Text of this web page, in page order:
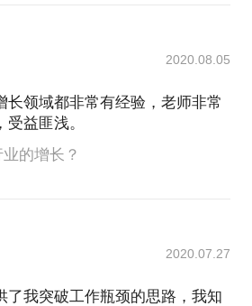
2020.08.05
长领域都非常有经验，老师非常
益匪浅。
的增长？
2020.07.27
了我突破工作瓶颈的思路，我知